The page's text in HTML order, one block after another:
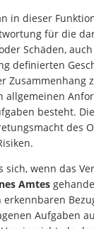
in dieser
für die
Schäden,
definierten
Zusammenhang
allgemeinen
besteht.
des
sich, wenn das
Amtes
erkennbaren
Aufgaben